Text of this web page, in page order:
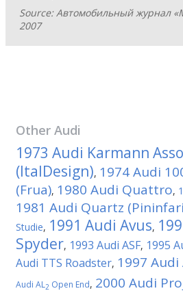
Source: Автомобильный журнал
2007
Other Audi
1973 Audi Karmann
(ItalDesign), 1974 Audi
(Frua), 1980 Audi Quattro,
1981 Audi Quartz
Studie, 1991 Audi Avus,
Spyder, 1993 Audi ASF, 1995
Audi TTS Roadster, 1997 Audi
Audi AL2 Open End, 2000 Audi